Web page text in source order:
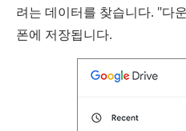
려는 데이터를 찾습니다. "다
폰에 저장됩니다.